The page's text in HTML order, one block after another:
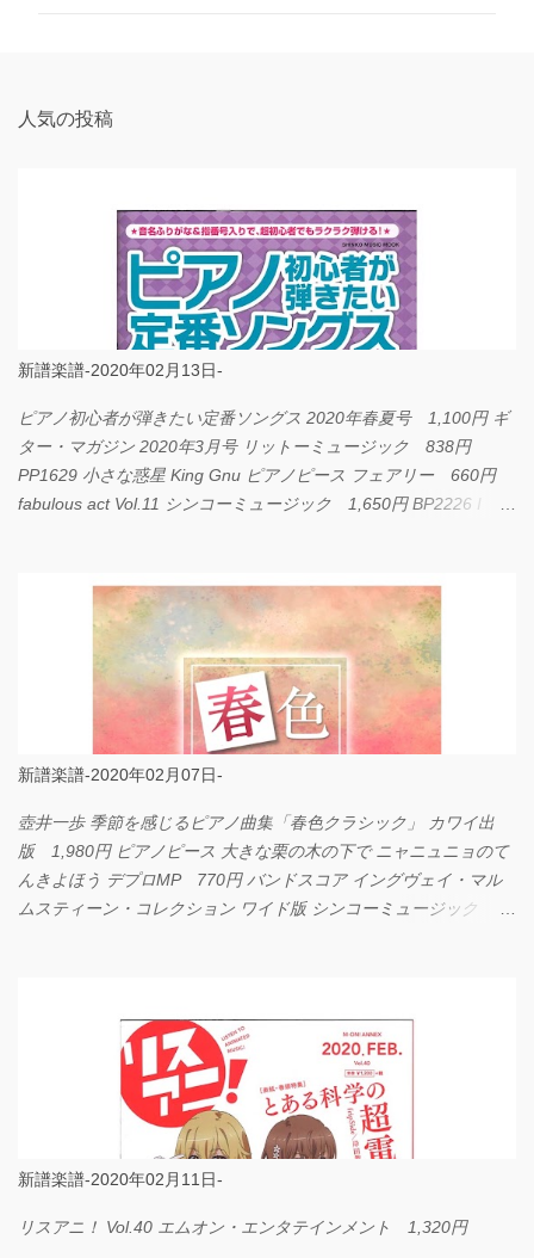
人気の投稿
新譜楽譜-2020年02月13日-
ピアノ初心者が弾きたい定番ソングス 2020年春夏号 1,100円 ギ
ター・マガジン 2020年3月号 リットーミュージック 838円
PP1629 小さな惑星 King Gnu ピアノピース フェアリー 660円
fabulous act Vol.11 シンコーミュージック 1,650円 BP2226 I
新譜楽譜-2020年02月07日-
壺井一歩 季節を感じるピアノ曲集「春色クラシック」 カワイ出
版 1,980円 ピアノピース 大きな栗の木の下で ニャニュニョのて
んきよほう デプロMP 770円 バンドスコア イングヴェイ・マル
ムスティーン・コレクション ワイド版 シンコーミュージック
新譜楽譜-2020年02月11日-
リスアニ！ Vol.40 エムオン・エンタテインメント 1,320円